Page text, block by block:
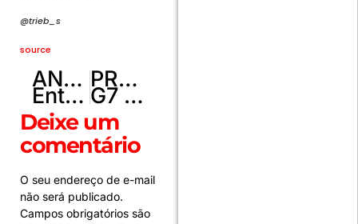
@trieb_s
source
ANTERIOR
Entenda as estampas da Fifa nas camisas das seleções na Copa
PRÓXIMO
G7 quer limitar China a 60% do fornecimento de terras-raras
Deixe um
comentário
O seu endereço de e-mail
não será publicado.
Campos obrigatórios são